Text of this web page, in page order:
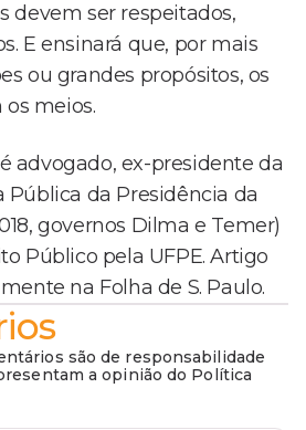
devem ser respeitados,
E ensinará que, por mais
ou grandes propósitos, os
meios.
advogado, ex-presidente da
Pública da Presidência da
governos Dilma e Temer)
Público pela UFPE. Artigo
na Folha de S. Paulo.
são de responsabilidade
a opinião do Política